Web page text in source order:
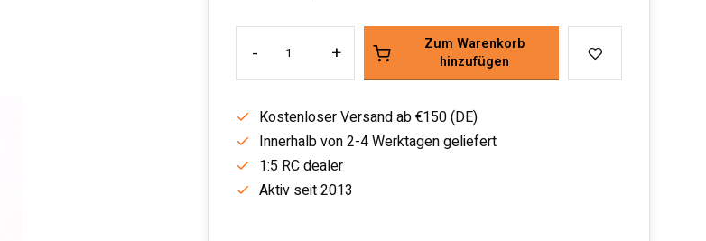
- +
Zum Warenkorb
hinzufügen
Kostenloser Versand ab €150 (DE)
Innerhalb von 2-4 Werktagen geliefert
1:5 RC dealer
Aktiv seit 2013